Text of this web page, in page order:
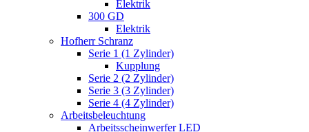
Elektrik
300 GD
Elektrik
Hofherr Schranz
Serie 1 (1 Zylinder)
Kupplung
Serie 2 (2 Zylinder)
Serie 3 (3 Zylinder)
Serie 4 (4 Zylinder)
Arbeitsbeleuchtung
Arbeitsscheinwerfer LED